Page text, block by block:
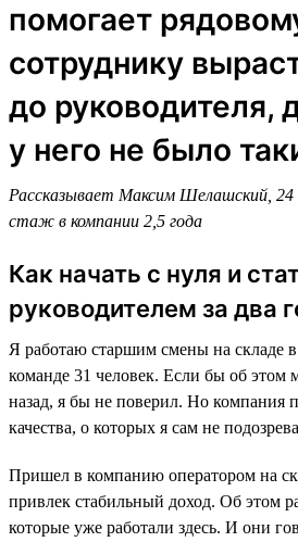
помогает
сотруднику
до руководителя,
у него не было
Рассказывает Максим Шелашский, 24
стаж в компании 2,5 года
Как начать с нуля и
руководителем за два
Я работаю старшим смены на складе
команде 31 человек. Если бы об этом
назад, я бы не поверил. Но компания
качества, о которых я сам не
Пришел в компанию оператором на
привлек стабильный доход. Об этом
которые уже работали здесь. И они